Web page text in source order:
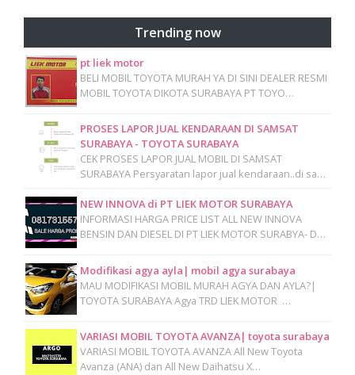
Trending now
pt liek motor
BELI MOBIL TOYOTA MURAH YA DI SINI DEALER RESMI
MOBIL TOYOTA DIKOTA SURABAYA PT TOYO…
PROSES LAPOR JUAL KENDARAAN DI SAMSAT
SURABAYA - TOYOTA SURABAYA
CEK PROSES LAPOR JUAL MOBIL DI SAMSAT
SURABAYA Persyaratan lapor jual kendaraan..di sa…
NEW INNOVA di PT LIEK MOTOR SURABAYA
INFORMASI HARGA PRICE LIST ALL NEW INNOVA
BENSIN DAN DIESEL DI PT LIEK MOTOR SURABYA- D…
Modifikasi agya ayla| mobil agya surabaya
MAU MODIFIKASI MOBIL MURAH AGYA DAN AYLA?|
TOYOTA SURABAYA Agya TRD LIEK MOTOR …
VARIASI MOBIL TOYOTA AVANZA| toyota surabaya
VARIASI MOBIL TOYOTA AVANZA All New Toyota
Avanza (ANA) dan All New Daihatsu X…